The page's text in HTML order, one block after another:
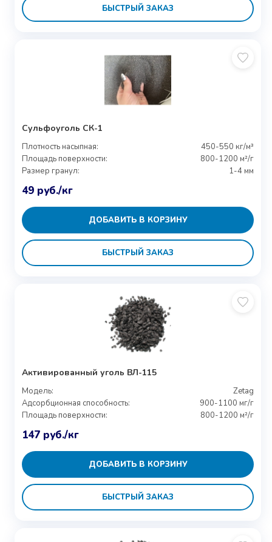
БЫСТРЫЙ ЗАКАЗ
Сульфоуголь СК-1
Плотность насыпная:
450-550 кг/м³
Площадь поверхности:
800-1200 м²/г
Размер гранул:
1-4 мм
49 руб./кг
ДОБАВИТЬ В КОРЗИНУ
БЫСТРЫЙ ЗАКАЗ
Активированный уголь ВЛ-115
Модель:
Zetag
Адсорбционная способность:
900-1100 мг/г
Площадь поверхности:
800-1200 м²/г
147 руб./кг
ДОБАВИТЬ В КОРЗИНУ
БЫСТРЫЙ ЗАКАЗ